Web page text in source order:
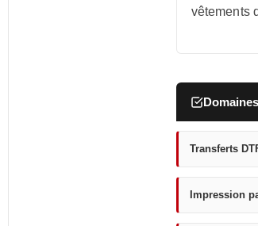
vêtements
Transferts
Impression